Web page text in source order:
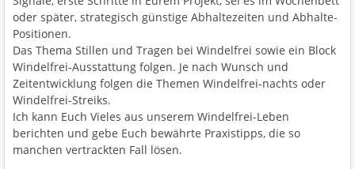
oder später, strategisch günstige Abhaltezeiten und Abhalte-
Positionen.
Das Thema Stillen und Tragen bei Windelfrei sowie ein Block
Windelfrei-Ausstattung folgen. Je nach Wunsch und
Zeitentwicklung folgen die Themen Windelfrei-nachts oder
Windelfrei-Streiks.
Ich kann Euch Vieles aus unserem Windelfrei-Leben
berichten und gebe Euch bewährte Praxistipps, die so
manchen vertrackten Fall lösen.